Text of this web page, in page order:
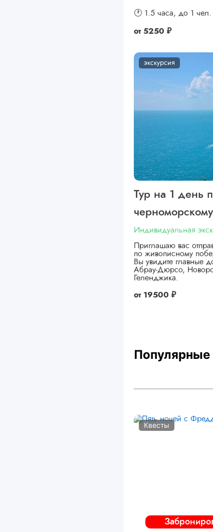
🕐 1.5 часа, до 1 чел.
от 5250 ₽
экскурсия
Тур на 1 день
Индивидуальная
Приглашаю вас
по живописному
Вы увидите главные
Абрау-Дюрсо,
Геленджика.
от 19500 ₽
Популярные
Квесты